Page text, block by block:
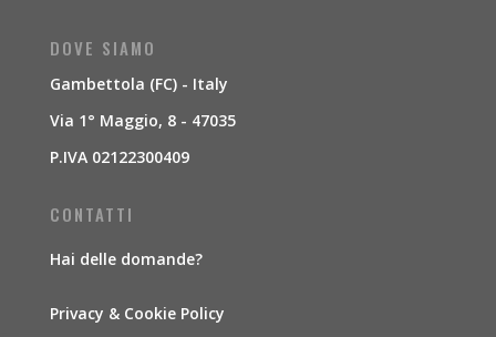
DOVE SIAMO
Gambettola (FC) - Italy
Via 1° Maggio, 8 - 47035
P.IVA 02122300409
CONTATTI
Hai delle domande?
Privacy & Cookie Policy